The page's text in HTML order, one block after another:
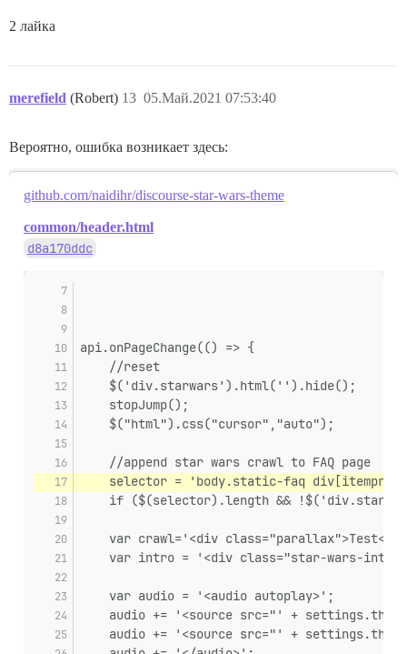
2 лайка
merefield (Robert) 05.Май.2021 07:53:40
13
Вероятно, ошибка возникает здесь:
github.com/naidihr/discourse-star-wars-theme
common/header.html
d8a170ddc
api.onPageChange(() => {
    //reset
    $('div.starwars').html('').hide();
    stopJump();
    $("html").css("cursor","auto");
    //append star wars crawl to FAQ page
selector = 'body.static-faq
if ($(selector).length && !$('div.star-
var crawl='<div class="parallax">Test</
var intro = '<div class="star-wars-
    var audio = '<audio autoplay>';
audio += '<source src="' +
audio += '<source src="' +